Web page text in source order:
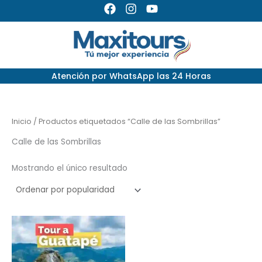
F
a
c
e
b
o
o
I
n
s
t
a
g
r
Y
o
u
t
u
b
e
Atención por WhatsApp las 24 Horas
Inicio / Productos etiquetados “Calle de las Sombrillas”
Calle de las Sombrillas
Mostrando el único resultado